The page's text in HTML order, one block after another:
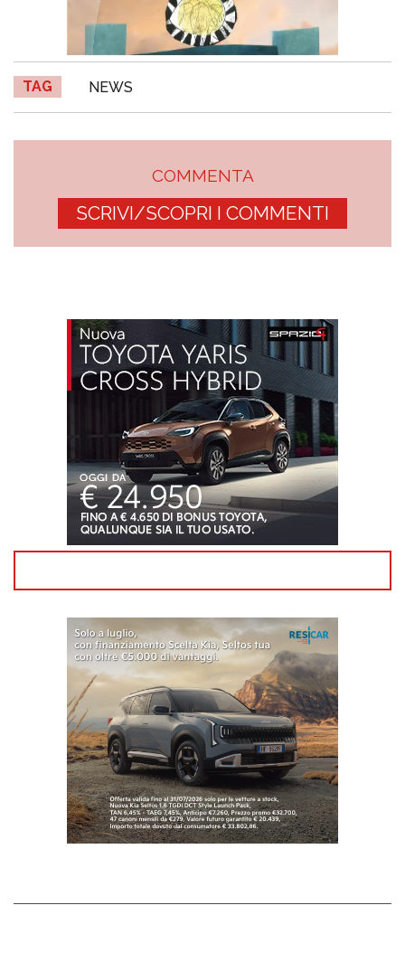
TAG NEWS
COMMENTA
SCRIVI/SCOPRI I COMMENTI